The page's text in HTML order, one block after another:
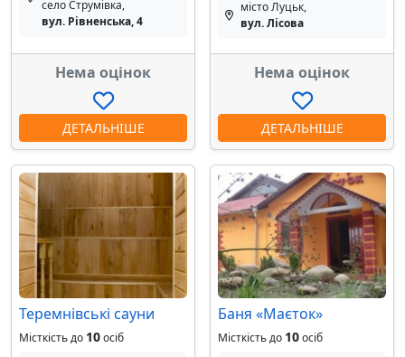
село Струмівка,
вул. Рівненська, 4
Нема оцінок
ДЕТАЛЬНІШЕ
місто Луцьк,
вул. Лісова
Нема оцінок
ДЕТАЛЬНІШЕ
Теремнівські сауни
Місткість до 10осіб
Баня «Маєток»
Місткість до 10осіб